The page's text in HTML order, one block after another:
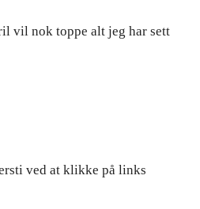
vil nok toppe alt jeg har sett
ved at klikke på links